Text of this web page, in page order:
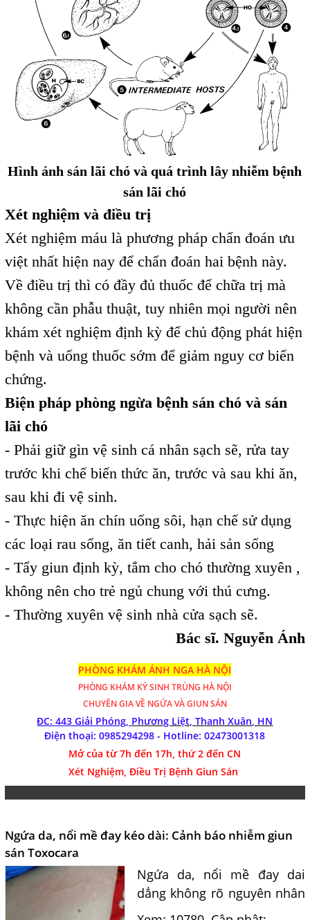
Hình ảnh sán lãi chó và quá trình lây nhiễm bệnh
sán lãi chó
Xét nghiệm và điều trị
Xét nghiệm máu là phương pháp chẩn đoán ưu
việt nhất hiện nay để chẩn đoán hai bệnh này.
Về điều trị thì có đầy đủ thuốc để chữa trị mà
không cần phẫu thuật, tuy nhiên mọi người nên
khám xét nghiệm định kỳ để chủ động phát hiện
bệnh và uống thuốc sớm để giảm nguy cơ biến
chứng.
Biện pháp phòng ngừa bệnh sán chó và sán
lãi chó
- Phải giữ gìn vệ sinh cá nhân sạch sẽ, rửa tay
trước khi chế biến thức ăn, trước và sau khi ăn,
sau khi đi vệ sinh.
- Thực hiện ăn chín uống sôi, hạn chế sử dụng
các loại rau sống, ăn tiết canh, hải sản sống
- Tẩy giun định kỳ, tắm cho chó thường xuyên ,
không nên cho trẻ ngủ chung với thú cưng.
- Thường xuyên vệ sinh nhà cửa sạch sẽ.
Bác sĩ. Nguyễn Ánh
PHÒNG KHÁM ÁNH NGA HÀ NỘI
PHÒNG KHÁM KÝ SINH TRÙNG HÀ NỘI
CHUYÊN GIA VỀ NGỨA VÀ GIUN SÁN
ĐC: 443 Giải Phóng, Phương Liệt, Thanh Xuân, HN
Điện thoại: 0985294298 - Hotline:02473001318
Mở của từ 7h đến 17h, thứ 2 đến CN
Xét Nghiệm, Điều Trị Bệnh Giun Sán
Ngứa da, nổi mề đay kéo dài: Cảnh báo nhiễm giun
sán Toxocara
Ngứa da, nổi mề đay dai
dẳng không rõ nguyên nhân
có thể do ấu trùng giun sán